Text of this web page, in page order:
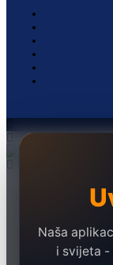
Naša
i svijeta -
Društvo
Hronika